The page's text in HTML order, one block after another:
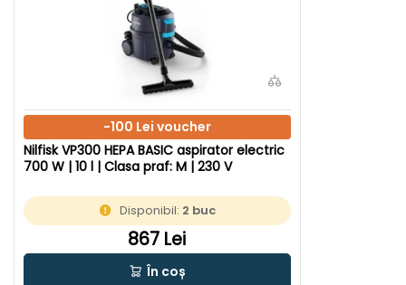
-100 Lei voucher
Nilfisk VP300 HEPA BASIC aspirator electric
700 W | 10 l | Clasa praf: M | 230 V
Disponibil: 2 buc
867 Lei
În coș